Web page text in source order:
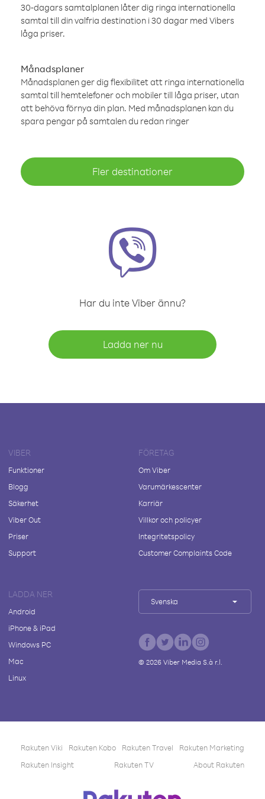
30-dagars samtalplanen låter dig ringa internationella
samtal till din valfria destination i 30 dagar med Vibers
låga priser.
Månadsplaner
Månadsplanen ger dig flexibilitet att ringa internationella
samtal till hemtelefoner och mobiler till låga priser, utan
att behöva förnya din plan. Med månadsplanen kan du
spara pengar på samtalen du redan ringer
Fler destinationer
Har du inte Viber ännu?
Ladda ner nu
VIBER
Funktioner
Blogg
Säkerhet
Viber Out
Priser
Support
FÖRETAG
Om Viber
Varumärkescenter
Karriär
Villkor och policyer
Integritetspolicy
Customer Complaints Code
LADDA NER
Android
iPhone & iPad
Windows PC
Mac
Linux
Svenska
© 2026Viber Media S.à r.l.
Rakuten Viki Rakuten Kobo Rakuten Travel
Rakuten Marketing
Rakuten Insight
Rakuten TV About Rakuten